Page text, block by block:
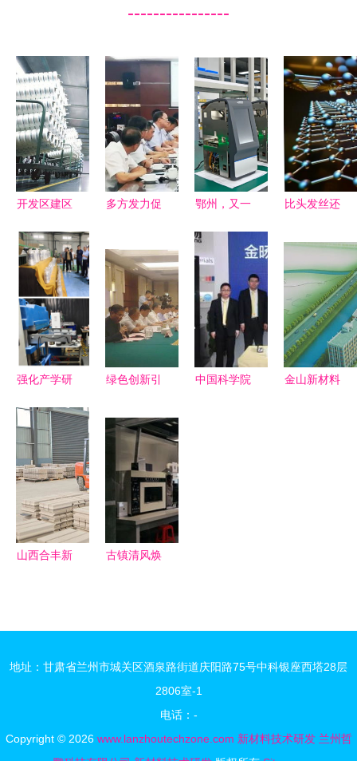
----------------
开发区建区
做强产业支
撑，打造新
材料技术研
发新引擎
多方发力促
创新 滴滴
投入2亿专
项资金，蔚
来澄清换电
政策，新材
料研发迎投
鄂州，又一
一！新材料
技术研发领
跑荆楚
比头发丝还
家研发超强
纳米材料，
可抵抗超音
速微粒撞击
强化产学研
新材料技术
研发突破
——副校长
张骁勇带队
赴陕西海格
瑞恩能源技
绿色创新引
顺集团纸基
天然纤维复
合材料关键
技术成果评
价会在泰安
成功举办
中国科学院
金山新材料
山西合丰新
研发步伐
古镇清风焕
地址：甘肃省兰州市城关区酒泉路街道庆阳路75号中科银座西塔28层
2806室-1
电话：-
Copyright © 2026 www.lanzhoutechzone.com 新材料技术研发 兰州哲